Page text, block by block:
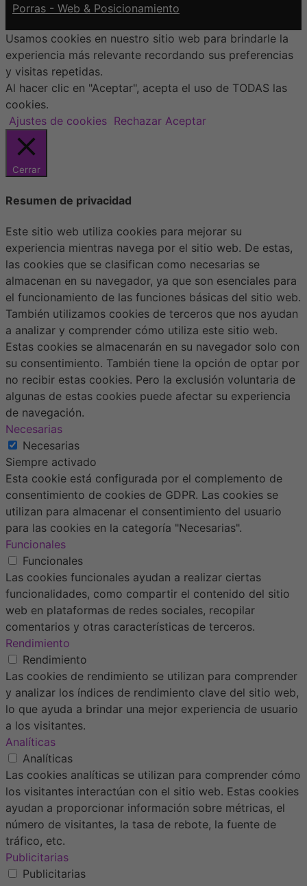
Porras - Web & Posicionamiento
Usamos cookies en nuestro sitio web para brindarle la
experiencia más relevante recordando sus preferencias
y visitas repetidas.
Al hacer clic en "Aceptar", acepta el uso de TODAS las
cookies.
Ajustes de cookies Rechazar Aceptar
Cerrar
Resumen de privacidad
Este sitio web utiliza cookies para mejorar su
experiencia mientras navega por el sitio web. De estas,
las cookies que se clasifican como necesarias se
almacenan en su navegador, ya que son esenciales para
el funcionamiento de las funciones básicas del sitio web.
También utilizamos cookies de terceros que nos ayudan
a analizar y comprender cómo utiliza este sitio web.
Estas cookies se almacenarán en su navegador solo con
su consentimiento. También tiene la opción de optar por
no recibir estas cookies. Pero la exclusión voluntaria de
algunas de estas cookies puede afectar su experiencia
de navegación.
Necesarias
Necesarias
Siempre activado
Esta cookie está configurada por el complemento de
consentimiento de cookies de GDPR. Las cookies se
utilizan para almacenar el consentimiento del usuario
para las cookies en la categoría "Necesarias".
Funcionales
Funcionales
Las cookies funcionales ayudan a realizar ciertas
funcionalidades, como compartir el contenido del sitio
web en plataformas de redes sociales, recopilar
comentarios y otras características de terceros.
Rendimiento
Rendimiento
Las cookies de rendimiento se utilizan para comprender
y analizar los índices de rendimiento clave del sitio web,
lo que ayuda a brindar una mejor experiencia de usuario
a los visitantes.
Analíticas
Analíticas
Las cookies analíticas se utilizan para comprender cómo
los visitantes interactúan con el sitio web. Estas cookies
ayudan a proporcionar información sobre métricas, el
número de visitantes, la tasa de rebote, la fuente de
tráfico, etc.
Publicitarias
Publicitarias